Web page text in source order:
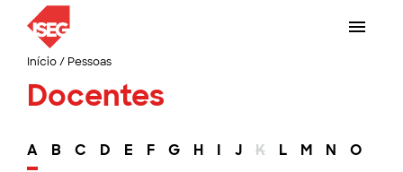
Início/ Pessoas
Docentes
A B C D E F G H I J K L M N O